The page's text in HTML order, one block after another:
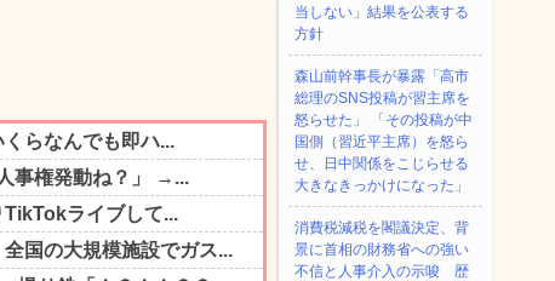
当しない」結果を公表する
方針
森山前幹事長が暴露「高市
総理のSNS投稿が習主席を
怒らせた」 「その投稿が中
国側（習近平主席）を怒ら
せ、日中関係をこじらせる
大きなきっかけになった」
消費税減税を閣議決定、背
景に首相の財務省への強い
不信と人事介入の示唆 歴